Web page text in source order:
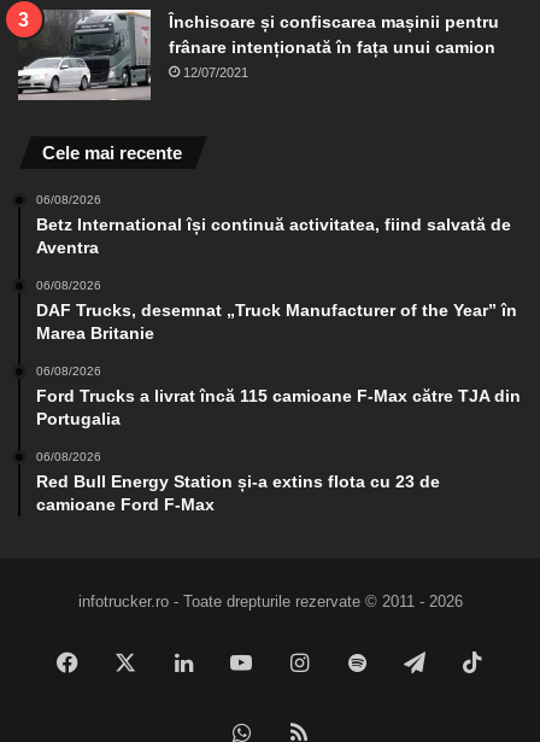
Închisoare și confiscarea mașinii pentru
frânare intenționată în fața unui camion
12/07/2021
Cele mai recente
06/08/2026
Betz International își continuă activitatea, fiind salvată de
Aventra
06/08/2026
DAF Trucks, desemnat „Truck Manufacturer of the Year” în
Marea Britanie
06/08/2026
Ford Trucks a livrat încă 115 camioane F-Max către TJA din
Portugalia
06/08/2026
Red Bull Energy Station și-a extins flota cu 23 de
camioane Ford F-Max
infotrucker.ro - Toate drepturile rezervate © 2011 - 2026
Facebook LinkedInYouTubeInstagram
Spotify Telegram
WhatsApp